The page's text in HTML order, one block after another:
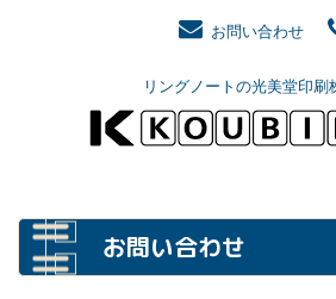
お問い合わせ
リングノートの光美堂印刷
お問い合わせ